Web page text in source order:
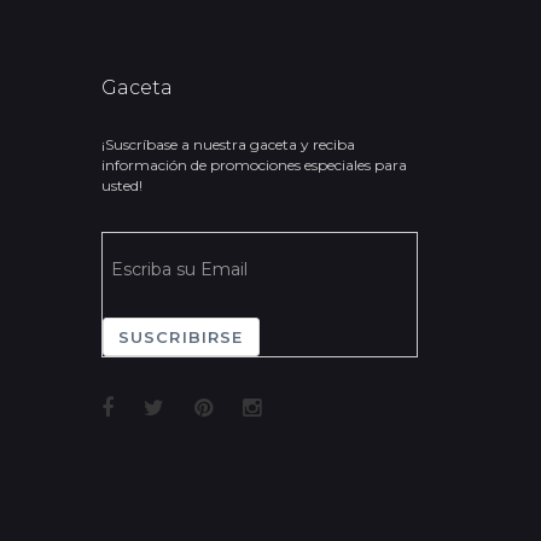
Gaceta
¡Suscríbase a nuestra gaceta y reciba
información de promociones especiales para
usted!
SUSCRIBIRSE